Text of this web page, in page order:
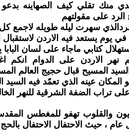
منك تقلي كيف الصهاينه
الرد على مقولتهم
سهرت ليله طويله لاجمع
في يوم يستعد فيه الاردن
كتابي ماجاء على لسان البابا
نهر الاردن على الدوام انكم
المسيح قبال حجيج العالم
المكان عينه الذي تعمّد فيه السيد
تراب الضفة الشرقية للنهر
والقلوب تهفو للمغطس
عام ، حيث الاحتفال الاحتفال